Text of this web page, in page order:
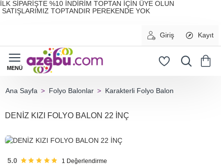
İLK SİPARİŞTE %10 İNDİRİM TOPTAN İÇİN ÜYE OLUN
SATIŞLARIMIZ TOPTANDIR PEREKENDE YOK
Giriş Kayıt
Folyo Balonlar Karakterli Folyo Balon
DENİZ KIZI FOLYO BALON 22 İNÇ
5.0 1 Değerlendirme